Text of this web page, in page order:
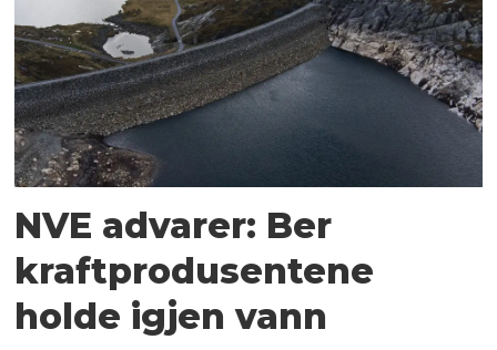
NVE advarer: Ber
kraftprodusentene
holde igjen vann